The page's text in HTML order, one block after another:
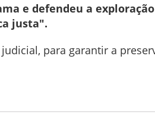
e defendeu a
justa".
para garantir a